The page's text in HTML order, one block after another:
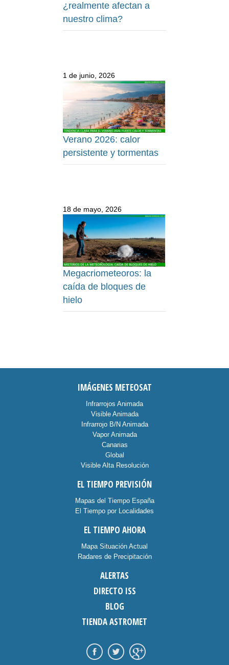
¿realmente afectan a
nuestro clima?
1 de junio, 2026
Verano 2026: calor
persistente y tormentas
18 de mayo, 2026
Megacriometeoros: la
caída de bloques de
hielo
IMÁGENES METEOSAT
Infrarrojos Animada
Visible Animada
Infrarrojo B/N Animada
Vapor Animada
Canarias
Global
Visible Alta Resolución
EL TIEMPO PREVISIÓN
Mapas del Tiempo España
El Tiempo por Localidades
EL TIEMPO AHORA
Mapa Situación Actual
Radares de Precipitación
ALERTAS
DIRECTO ISS
BLOG
TIENDA ASTROMET